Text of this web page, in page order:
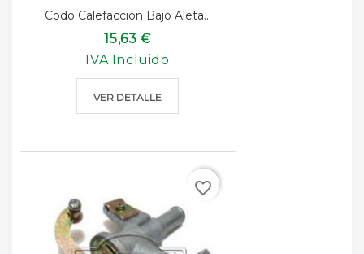
Codo Calefacción Bajo Aleta...
15,63 €
IVA Incluido
VER DETALLE
favorite_border